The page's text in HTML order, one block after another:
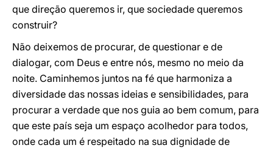
que direção queremos ir, que sociedade queremos
construir?
Não deixemos de procurar, de questionar e de
dialogar, com Deus e entre nós, mesmo no meio da
noite. Caminhemos juntos na fé que harmoniza a
diversidade das nossas ideias e sensibilidades, para
procurar a verdade que nos guia ao bem comum, para
que este país seja um espaço acolhedor para todos,
onde cada um é respeitado na sua dignidade de